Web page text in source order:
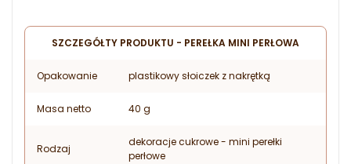
SZCZEGÓŁTY PRODUKTU - PEREŁKA MINI PERŁOWA
Opakowanie plastikowy słoiczek z nakrętką
Masa netto 40 g
Rodzaj
dekoracje cukrowe - mini perełki
perłowe